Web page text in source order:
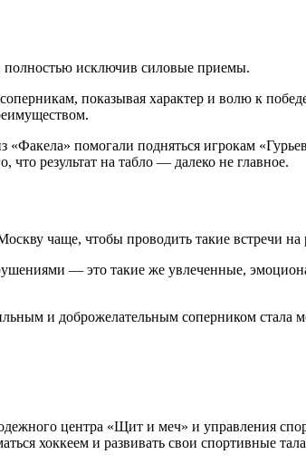
полностью исключив силовые приемы.
показывая характер и волю к
помогали подняться игрокам
что результат на табло — далеко не главное.
чаще, чтобы проводить такие встречи на
— это такие же увлеченные,
и доброжелательным соперником
центра «Щит и меч» и управления
хоккеем и развивать свои спортивные